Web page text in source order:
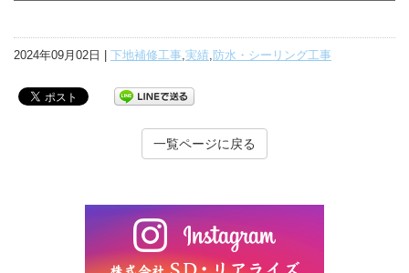
2024年09月02日 | 下地補修工事 実績 防水・シーリング工事
一覧ページに戻る